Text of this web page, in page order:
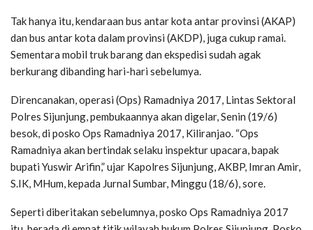
Tak hanya itu, kendaraan bus antar kota antar provinsi (AKAP)
dan bus antar kota dalam provinsi (AKDP), juga cukup ramai.
Sementara mobil truk barang dan ekspedisi sudah agak
berkurang dibanding hari-hari sebelumya.
Direncanakan, operasi (Ops) Ramadniya 2017, Lintas Sektoral
Polres Sijunjung, pembukaannya akan digelar, Senin (19/6)
besok, di posko Ops Ramadniya 2017, Kiliranjao. “Ops
Ramadniya akan bertindak selaku inspektur upacara, bapak
bupati Yuswir Arifin,” ujar Kapolres Sijunjung, AKBP, Imran Amir,
S.IK, MHum, kepada Jurnal Sumbar, Minggu (18/6), sore.
Seperti diberitakan sebelumnya, posko Ops Ramadniya 2017